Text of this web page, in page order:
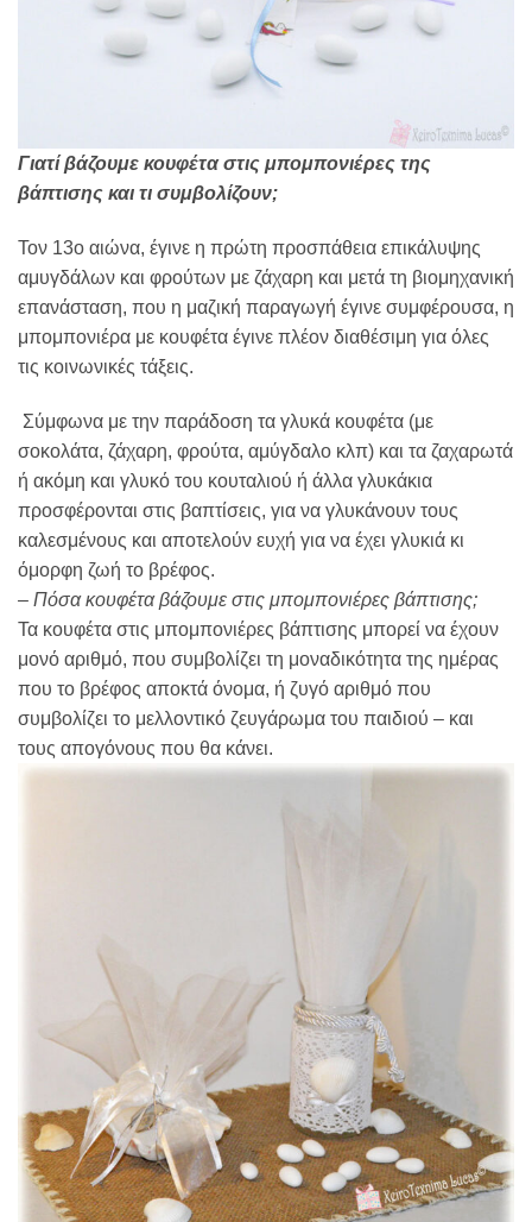
Γιατί βάζουμε κουφέτα στις μπομπονιέρες της
βάπτισης και τι συμβολίζουν;
Τον 13ο αιώνα, έγινε η πρώτη προσπάθεια επικάλυψης
αμυγδάλων και φρούτων με ζάχαρη και μετά τη βιομηχανική
επανάσταση, που η μαζική παραγωγή έγινε συμφέρουσα, η
μπομπονιέρα με κουφέτα έγινε πλέον διαθέσιμη για όλες
τις κοινωνικές τάξεις.
Σύμφωνα με την παράδοση τα γλυκά κουφέτα (με
σοκολάτα, ζάχαρη, φρούτα, αμύγδαλο κλπ) και τα ζαχαρωτά
ή ακόμη και γλυκό του κουταλιού ή άλλα γλυκάκια
προσφέρονται στις βαπτίσεις, για να γλυκάνουν τους
καλεσμένους και αποτελούν ευχή για να έχει γλυκιά κι
όμορφη ζωή το βρέφος.
– Πόσα κουφέτα βάζουμε στις μπομπονιέρες βάπτισης;
Τα κουφέτα στις μπομπονιέρες βάπτισης μπορεί να έχουν
μονό αριθμό, που συμβολίζει τη μοναδικότητα της ημέρας
που το βρέφος αποκτά όνομα, ή ζυγό αριθμό που
συμβολίζει το μελλοντικό ζευγάρωμα του παιδιού – και
τους απογόνους που θα κάνει.